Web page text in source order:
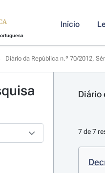
Início
Diário da República n.º 70/2012,
Diário
7 de 7